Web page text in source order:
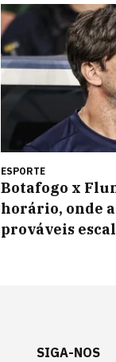
ESPORTE
Botafogo x
horário, onde
prováveis
SIGA-NOS